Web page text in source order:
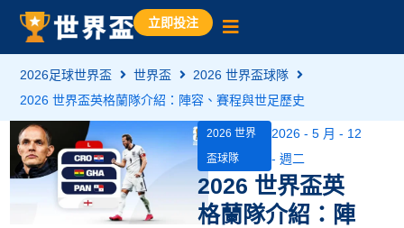
立即投注
2026足球世界盃 世界盃
2026 世界盃球隊
2026 世界盃英格蘭隊介紹：陣容、賽程與世足歷史
2026 世界
盃球隊
2026 - 5 月 - 12
- 週二
2026 世界盃英
格蘭隊介紹：陣